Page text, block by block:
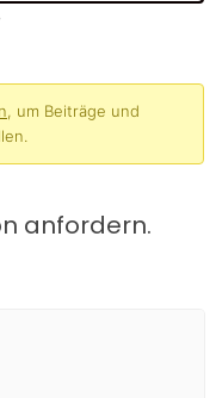
, um Beiträge und
anfordern.